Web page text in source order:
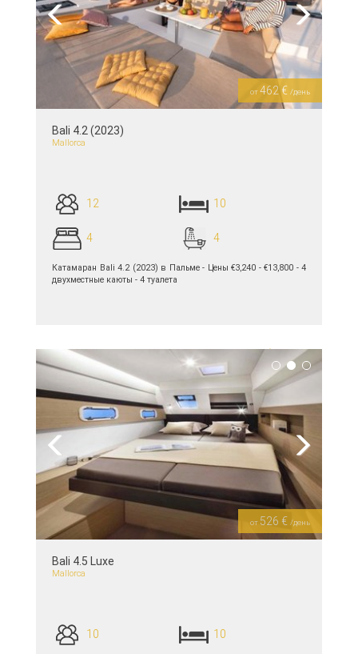
Previous Next
от462 € /день
Bali 4.2 (2023)
Mallorca
12 10
4 4
Катамаран Bali 4.2 (2023) в Пальме - Цены €3,240 - €13,800 - 4
двухместные каюты - 4 туалета
подробнее >>
Previous Next
от 526 € /день
Bali 4.5 Luxe
Mallorca
10 10